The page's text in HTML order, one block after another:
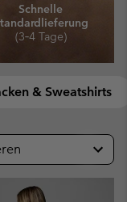
Schnelle
(3‑4 Tage)
& Sweatshirts